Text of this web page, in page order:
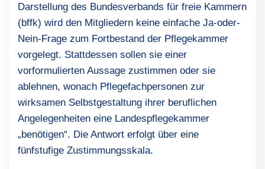
Darstellung des Bundesverbands für freie Kammern
(bffk) wird den Mitgliedern keine einfache Ja-oder-
Nein-Frage zum Fortbestand der Pflegekammer
vorgelegt. Stattdessen sollen sie einer
vorformulierten Aussage zustimmen oder sie
ablehnen, wonach Pflegefachpersonen zur
wirksamen Selbstgestaltung ihrer beruflichen
Angelegenheiten eine Landespflegekammer
„benötigen“. Die Antwort erfolgt über eine
fünfstufige Zustimmungsskala.